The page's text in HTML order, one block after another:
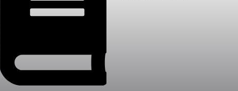
一五〇年 ・西洋の世界展開と日本の参入・戦争で認知される・敗戦の
盟へ 逆のドライブ・一世一元制・天皇の権威・「…名において」治め
る・なぜ元号に固執するのか・時代意識の造形・政治と宗教の区別・
兵起源ではない・独自権力になっていく軍部・装置としての天皇制・